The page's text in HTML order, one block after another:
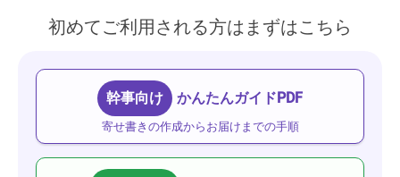
初めてご利用される方はまずはこちら
幹事向け かんたんガイドPDF
寄せ書きの作成からお届けまでの手順